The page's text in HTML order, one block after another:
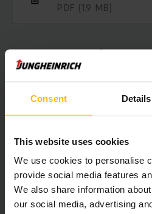
Consent Details
This website uses cookies
We use cookies to personalise
provide social media features
We also share information
our social media, advertising
PDF (1,9 MB)
Lej en truck, så længe
det
Hvis du ønsker at leje en truck,
reach trucks og gaffeltrucks. Du
os fra blot 1 dag og så længe du
lejevilkår.